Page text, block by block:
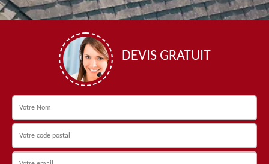
DEVIS GRATUIT